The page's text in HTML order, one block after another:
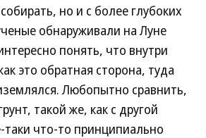
но и с более глубоких
обнаруживали на Луне
понять, что внутри
это обратная сторона, туда
Любопытно сравнить,
такой же, как с другой
таки что-то принципиально